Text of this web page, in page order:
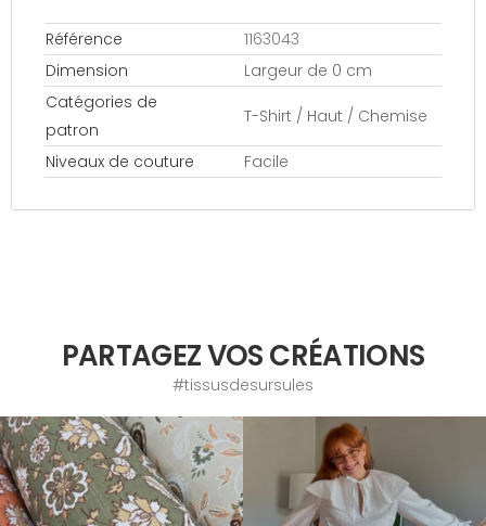
Référence
1163043
Dimension
Largeur de 0 cm
Catégories de
patron
T-Shirt / Haut / Chemise
Niveaux de couture Facile
PARTAGEZ VOS CRÉATIONS
#tissusdesursules